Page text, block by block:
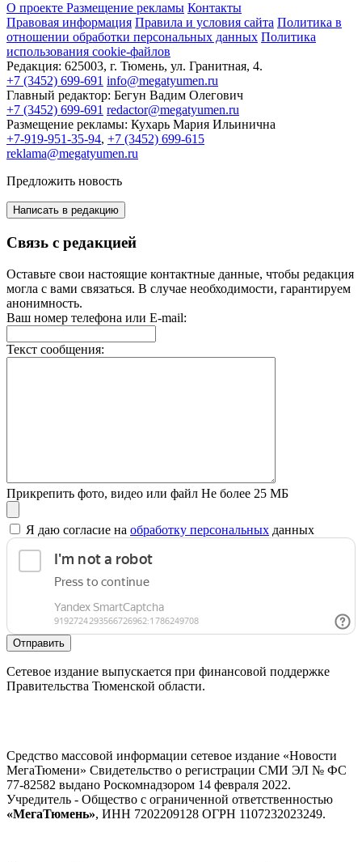
О проекте Размещение рекламы Контакты
Правовая информация Правила и условия сайта Политика в
отношении обработки персональных данных Политика
использования cookie-файлов
Редакция: 625003, г. Тюмень, ул. Гранитная, 4.
+7 (3452) 699-691 info@megatyumen.ru
Главный редактор: Бегун Вадим Олегович
+7 (3452) 699-691 redactor@megatyumen.ru
Размещение рекламы: Кухарь Мария Ильинична
+7-919-951-35-94, +7 (3452) 699-615
reklama@megatyumen.ru
Предложить новость
Написать в редакцию
Связь с редакцией
Оставьте свои настоящие контактные данные, чтобы редакция
могла с вами связаться. В случае необходимости, гарантируем
анонимность.
Ваш номер телефона или E-mail:
Текст сообщения:
Прикрепить фото, видео или файл Не более 25 МБ
Я даю согласие на обработку персональных данных
Отправить
Сетевое издание выпускается при финансовой поддержке
Правительства Тюменской области.
Средство массовой информации сетевое издание «Новости
МегаТюмени» Свидетельство о регистрации СМИ ЭЛ № ФС
77-82582 выдано Роскомнадзором 14 февраля 2022.
Учредитель - Общество с ограниченной ответственностью
«МегаТюмень», ИНН 7202209128 ОГРН 1107232023249.